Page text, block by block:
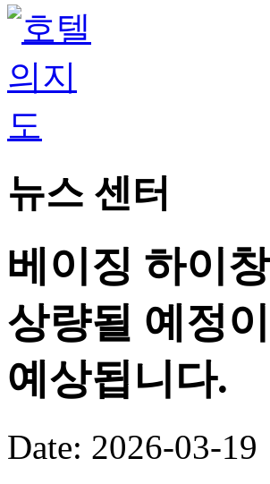
뉴스 센터
베이징 하이
상량될 예정
예상됩니다.
Date: 2026-03-19